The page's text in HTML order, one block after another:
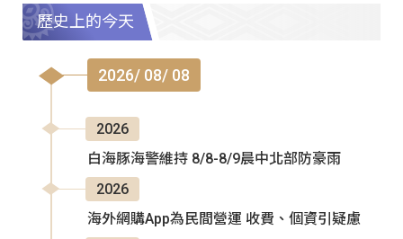
歷史上的今天
2026/ 08/ 08
2026
白海豚海警維持 8/8-8/9晨中北部防豪雨
2026
海外網購App為民間營運 收費、個資引疑慮